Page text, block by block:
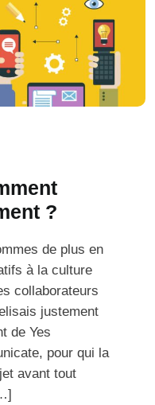
?
de plus en
à la culture
collaborateurs
justement
de Yes
pour qui la
avant tout